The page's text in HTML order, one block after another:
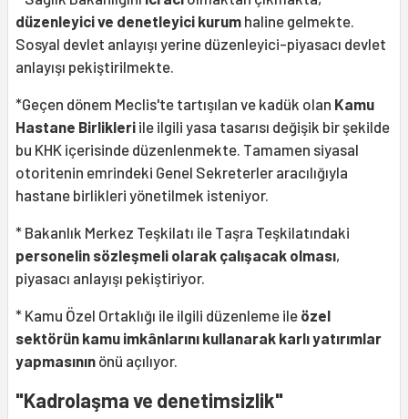
düzenleyici ve denetleyici kurum haline gelmekte.
Sosyal devlet anlayışı yerine düzenleyici-piyasacı devlet
anlayışı pekiştirilmekte.
*Geçen dönem Meclis'te tartışılan ve kadük olan Kamu
Hastane Birlikleri ile ilgili yasa tasarısı değişik bir şekilde
bu KHK içerisinde düzenlenmekte. Tamamen siyasal
otoritenin emrindeki Genel Sekreterler aracılığıyla
hastane birlikleri yönetilmek isteniyor.
* Bakanlık Merkez Teşkilatı ile Taşra Teşkilatındaki
personelin sözleşmeli olarak çalışacak olması,
piyasacı anlayışı pekiştiriyor.
* Kamu Özel Ortaklığı ile ilgili düzenleme ile özel
sektörün kamu imkânlarını kullanarak karlı yatırımlar
yapmasının önü açılıyor.
"Kadrolaşma ve denetimsizlik"